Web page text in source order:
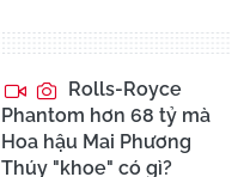
Rolls-Royce
Phantom hơn 68 tỷ mà
Hoa hậu Mai Phương
Thúy "khoe" có gì?